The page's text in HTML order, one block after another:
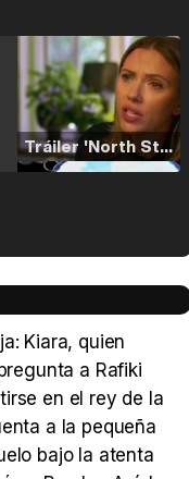
Tráiler 'North Star' (2023)
Tráiler 'Vida perra' (2026)
Kiara, quien
a Rafiki
en el rey de la
a la pequeña
bajo la atenta